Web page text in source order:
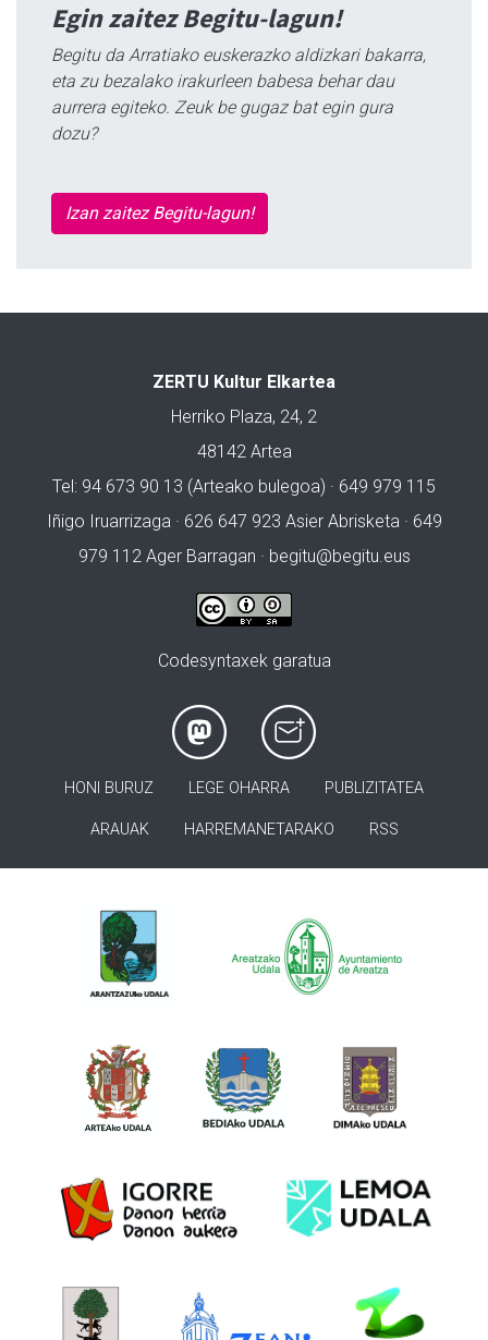
Egin zaitez Begitu-lagun!
Begitu da Arratiako euskerazko aldizkari bakarra,
eta zu bezalako irakurleen babesa behar dau
aurrera egiteko. Zeuk be gugaz bat egin gura
dozu?
Izan zaitez Begitu-lagun!
ZERTU Kultur Elkartea
Herriko Plaza, 24, 2
48142 Artea
Tel: 94 673 90 13 (Arteako bulegoa) · 649 979 115
Iñigo Iruarrizaga · 626 647 923 Asier Abrisketa · 649
979 112 Ager Barragan · begitu@begitu.eus
Codesyntaxek garatua
HONI BURUZ LEGE OHARRA PUBLIZITATEA
ARAUAK HARREMANETARAKO RSS